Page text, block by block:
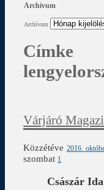
Archívum
Archívum
Címke
Várjáró
Közzétéve2016.
szombat 1
Császár